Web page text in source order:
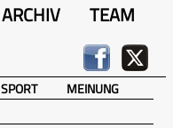
ARCHIV TEAM
SPORT MEINUNG